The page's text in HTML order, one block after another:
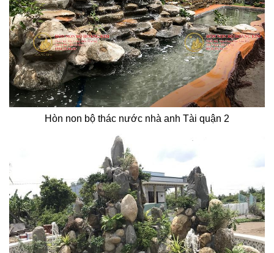
Hòn non bộ thác nước nhà anh Tài quận 2